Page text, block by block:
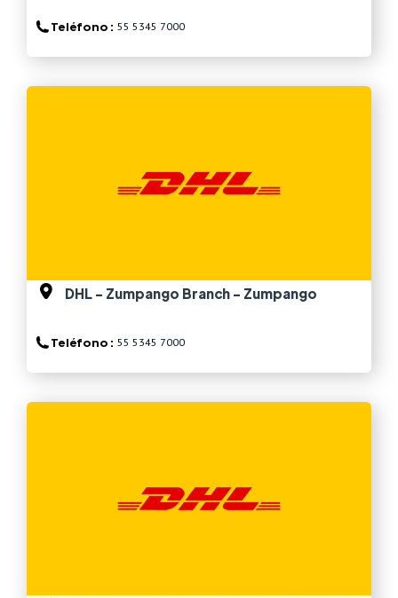
Teléfono : 55 5345 7000
DHL - Zumpango Branch - Zumpango
Teléfono : 55 5345 7000